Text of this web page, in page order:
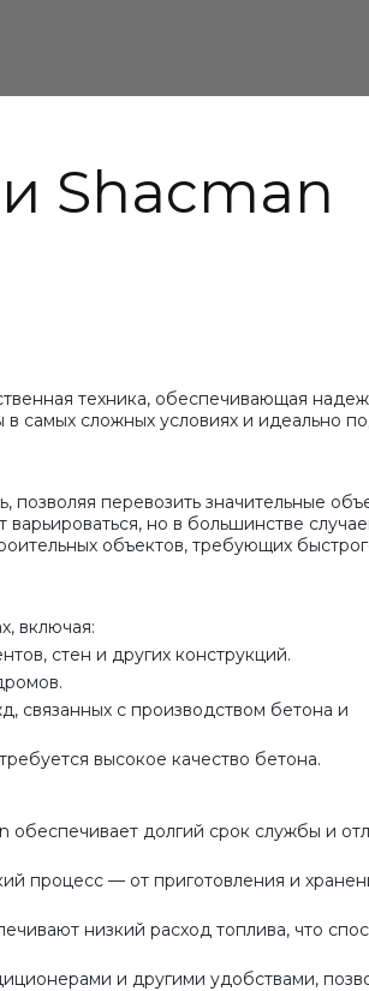
Shacman
техника, обеспечивающая
самых сложных условиях и идеально
позволяя перевозить значительные
но в большинстве
объектов, требующих
включая:
стен и других конструкций.
связанных с производством бетона и
высокое качество бетона.
обеспечивает долгий срок службы и
процесс — от приготовления и
низкий расход топлива, что
и другими удобствами,